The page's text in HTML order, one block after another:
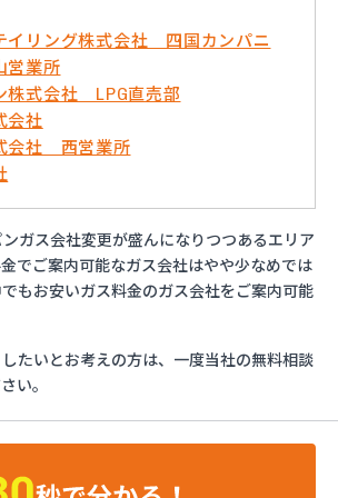
イリング株式会社 四国カンパニ
業所
株式会社 LPG直売部
会社
会社 西営業所
ン株式会社 松山営業所
ガス会社変更が盛んになりつつあるエリア
でご案内可能なガス会社はやや少なめでは
もお安いガス料金のガス会社をご案内可能
たいとお考えの方は、一度当社の無料相談
い。